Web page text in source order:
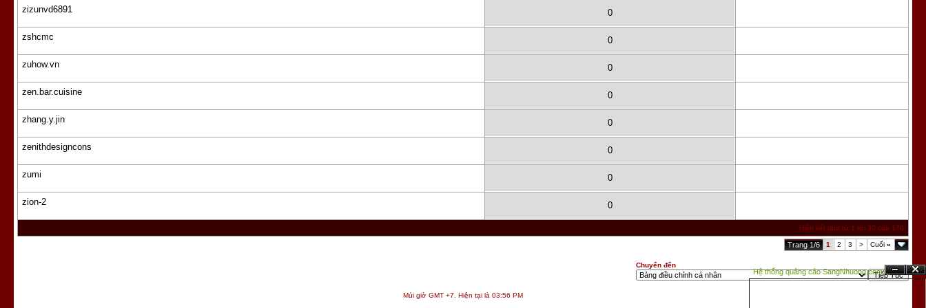
zizunvd6891 0
zshcmc 0
zuhow.vn 0
zen.bar.cuisine 0
zhang.y.jin 0
zenithdesigncons 0
zumi 0
zion-2 0
Hiện kết quả từ 1 tới 30 của 170
Trang 1/6 1 2 3 > Cuối »
Chuyển đến
Ẩn Đóng
Hệ thống quảng cáo SangNhuong.com;
Múi giờ GMT +7. Hiện tại là 03:56 PM